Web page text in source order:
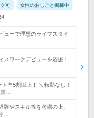
可 女性のおしごと掲載中
ューで理想のライフスタイ
スワークデビューを応援！
率5割以上！ ＼転勤なし！
…
やスキル等を考慮の上、
…